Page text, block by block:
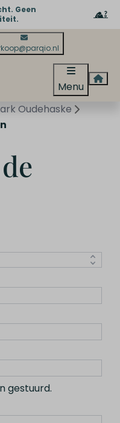
Geen
Menu
Oudehaske
gestuurd.